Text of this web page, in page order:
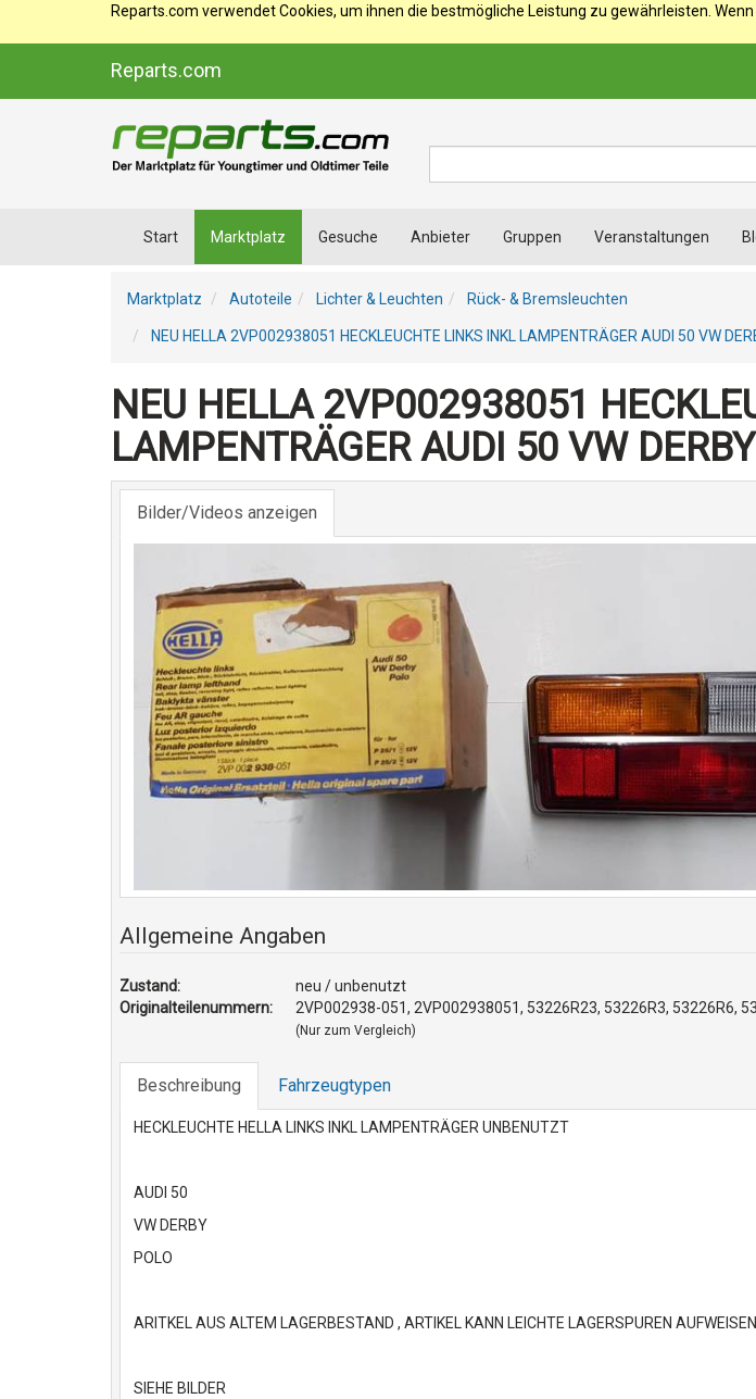
Reparts.com verwendet Cookies, um ihnen die bestmögliche Leistung zu gewährleisten.
Reparts.com
Start Marktplatz Gesuche Anbieter Gruppen Veranstaltungen
Marktplatz Autoteile Lichter & Leuchten Rück- & Bremsleuchten
NEU HELLA 2VP002938051 HECKLEUCHTE LINKS INKL LAMPENTRÄGER AUDI 50 VW
NEU HELLA 2VP002938051
LAMPENTRÄGER AUDI 50 VW
Bilder/Videos anzeigen
Allgemeine Angaben
Zustand:
neu / unbenutzt
Originalteilenummern:
2VP002938-051, 2VP002938051, 53226R23, 53226R3, 53226R6,
(Nur zum Vergleich)
Beschreibung Fahrzeugtypen
HECKLEUCHTE HELLA LINKS INKL LAMPENTRÄGER UNBENUTZT
AUDI 50
VW DERBY
POLO
ARITKEL AUS ALTEM LAGERBESTAND , ARTIKEL KANN LEICHTE LAGERSPUREN
SIEHE BILDER